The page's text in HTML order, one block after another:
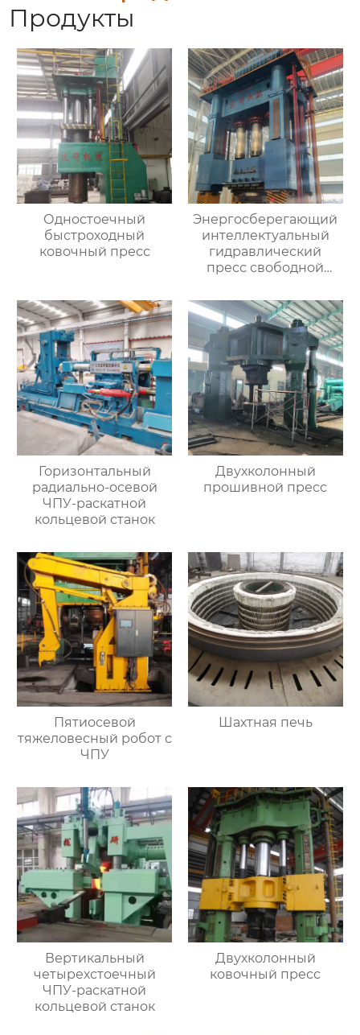
Продукты
Одностоечный
быстроходный
ковочный пресс
Энергосберегающий
интеллектуальный
гидравлический
пресс свободной
Горизонтальный
радиально-осевой
ЧПУ-раскатной
кольцевой станок
Двухколонный
прошивной пресс
Пятиосевой
тяжеловесный робот с
ЧПУ
Шахтная печь
Вертикальный
четырехстоечный
ЧПУ-раскатной
кольцевой станок
Двухколонный
ковочный пресс